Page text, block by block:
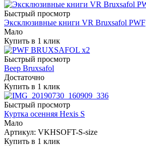
Быстрый просмотр
Эксклюзивные книги VR Bruxsafol PWF
Мало
Купить в 1 клик
Быстрый просмотр
Веер Bruxsafol
Достаточно
Купить в 1 клик
Быстрый просмотр
Куртка осенняя Hexis S
Мало
Артикул: VKHSOFT-S-size
Купить в 1 клик